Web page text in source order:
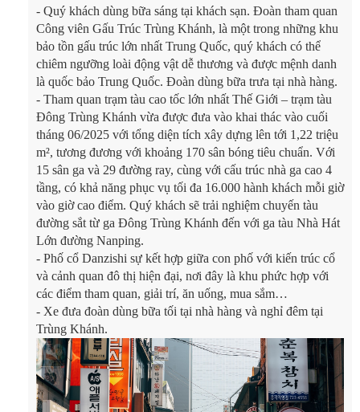
- Quý khách dùng bữa sáng tại khách sạn. Đoàn tham quan
Công viên Gấu Trúc Trùng Khánh, là một trong những khu
bảo tồn gấu trúc lớn nhất Trung Quốc, quý khách có thể
chiêm ngưỡng loài động vật dễ thương và được mệnh danh
là quốc bảo Trung Quốc. Đoàn dùng bữa trưa tại nhà hàng.
- Tham quan trạm tàu cao tốc lớn nhất Thế Giới – trạm tàu
Đông Trùng Khánh vừa được đưa vào khai thác vào cuối
tháng 06/2025 với tổng diện tích xây dựng lên tới 1,22 triệu
m², tương đương với khoảng 170 sân bóng tiêu chuẩn. Với
15 sân ga và 29 đường ray, cùng với cấu trúc nhà ga cao 4
tầng, có khả năng phục vụ tối đa 16.000 hành khách mỗi giờ
vào giờ cao điểm. Quý khách sẽ trải nghiệm chuyến tàu
đường sắt từ ga Đông Trùng Khánh đến với ga tàu Nhà Hát
Lớn đường Nanping.
- Phố cổ Danzishi sự kết hợp giữa con phố với kiến trúc cổ
và cảnh quan đô thị hiện đại, nơi đây là khu phức hợp với
các điểm tham quan, giải trí, ăn uống, mua sắm…
- Xe đưa đoàn dùng bữa tối tại nhà hàng và nghỉ đêm tại
Trùng Khánh.